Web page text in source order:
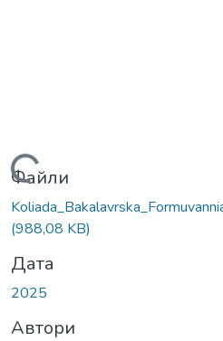
Вантажиться...
Файли
(988,08 KB)
Дата
2025
Автори